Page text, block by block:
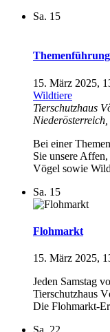
Sa. 15
15. März 2025,
Wildtiere
Tierschutzhaus
Bei einer
Sie unsere
Vögel sowie
Sa. 15
Flohmarkt
15. März 2025,
Jeden Samstag
Tierschutzhaus
Die Flohmarkt-